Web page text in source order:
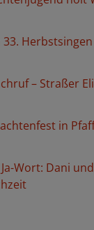
Herbstsingen
– Straßer
in
Wort: Dani